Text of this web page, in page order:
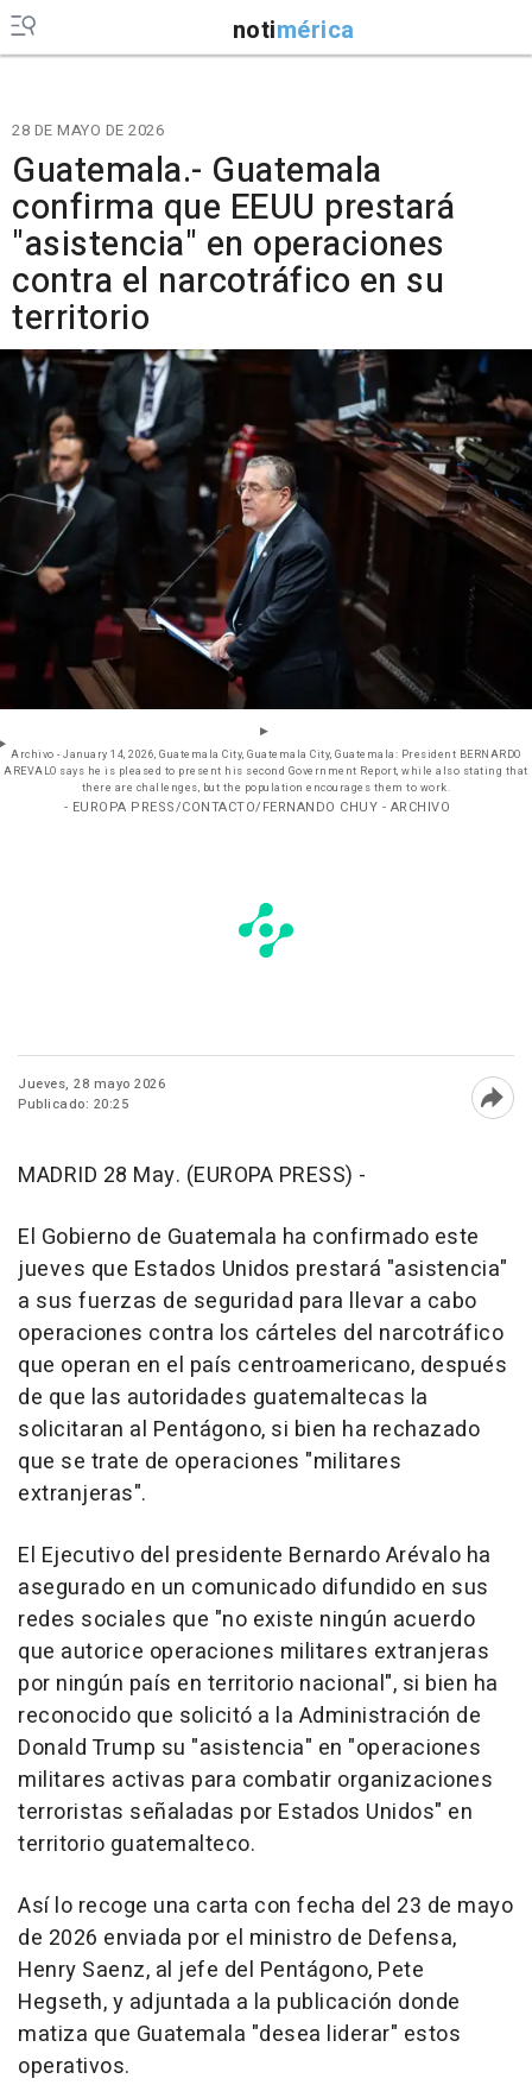
notimérica
28 DE MAYO DE 2026
Guatemala.- Guatemala
confirma que EEUU prestará
"asistencia" en operaciones
contra el narcotráfico en su
territorio
Archivo - January 14, 2026, Guatemala City, Guatemala City, Guatemala: President BERNARDO
AREVALO says he is pleased to present his second Government Report, while also stating that
there are challenges, but the population encourages them to work.
- EUROPA PRESS/CONTACTO/FERNANDO CHUY - ARCHIVO
Jueves, 28 mayo 2026
Publicado: 20:25
MADRID 28 May. (EUROPA PRESS) -
El Gobierno de Guatemala ha confirmado este
jueves que Estados Unidos prestará "asistencia"
a sus fuerzas de seguridad para llevar a cabo
operaciones contra los cárteles del narcotráfico
que operan en el país centroamericano, después
de que las autoridades guatemaltecas la
solicitaran al Pentágono, si bien ha rechazado
que se trate de operaciones "militares
extranjeras".
El Ejecutivo del presidente Bernardo Arévalo ha
asegurado en un comunicado difundido en sus
redes sociales que "no existe ningún acuerdo
que autorice operaciones militares extranjeras
por ningún país en territorio nacional", si bien ha
reconocido que solicitó a la Administración de
Donald Trump su "asistencia" en "operaciones
militares activas para combatir organizaciones
terroristas señaladas por Estados Unidos" en
territorio guatemalteco.
Así lo recoge una carta con fecha del 23 de mayo
de 2026 enviada por el ministro de Defensa,
Henry Saenz, al jefe del Pentágono, Pete
Hegseth, y adjuntada a la publicación donde
matiza que Guatemala "desea liderar" estos
operativos.